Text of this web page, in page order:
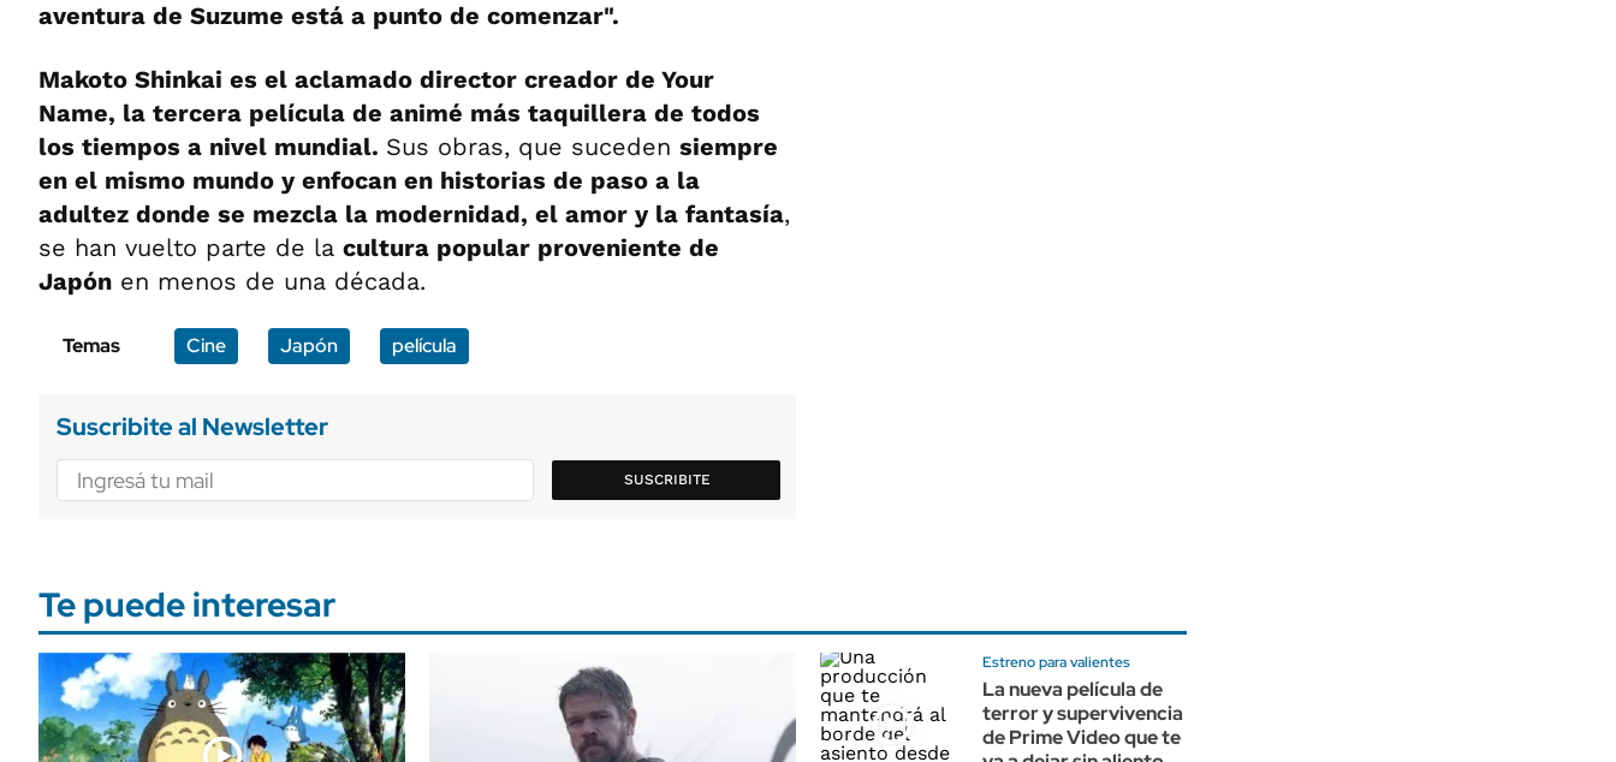
aventura de Suzume está a punto de comenzar".
Makoto Shinkai es el aclamado director creador de Your
Name, la tercera película de animé más taquillera de todos
los tiempos a nivel mundial. Sus obras, que suceden siempre
en el mismo mundo y enfocan en historias de paso a la
adultez donde se mezcla la modernidad, el amor y la fantasía,
se han vuelto parte de la cultura popular proveniente de
Japón en menos de una década.
Temas Cine Japón película
Suscribite al Newsletter
SUSCRIBITE
Te puede interesar
Estreno para valientes
La nueva película de
terror y supervivencia
de Prime Video que te